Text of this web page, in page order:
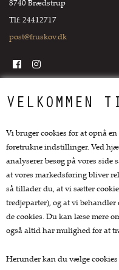
VELKOMMEN
Vi bruger cookies for at opnå
foretrukne indstillinger. Ved
analyserer besøg på vores side
at vores markedsføring bliver
så tillader du, at vi sætter
tredjeparter), og at vi
de cookies. Du kan læse mere
også altid har mulighed for at
Herunder kan du vælge
8740 Brædstrup
Tlf: 24412717
post@fruskov.dk
Top kategorier
Køkkenknive
Te og kaffe
Kurv